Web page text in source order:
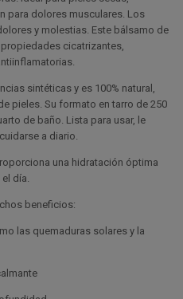
para dolores musculares. Los
y molestias. Este bálsamo de
cicatrizantes,
sintéticas y es 100% natural,
pieles. Su formato en tarro de 250
de baño. Lista para usar, le
a diario.
una hidratación óptima
día.
beneficios:
las quemaduras solares y la